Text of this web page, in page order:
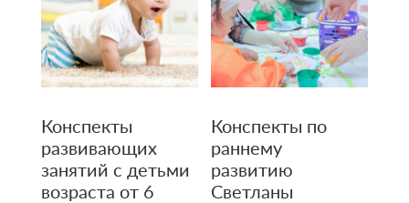
Конспекты
развивающих
занятий с детьми
возраста от 6
Конспекты по
раннему
развитию
Светланы